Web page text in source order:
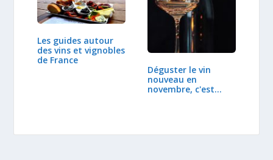
Les guides autour
des vins et vignobles
de France
Déguster le vin
nouveau en
novembre, c'est